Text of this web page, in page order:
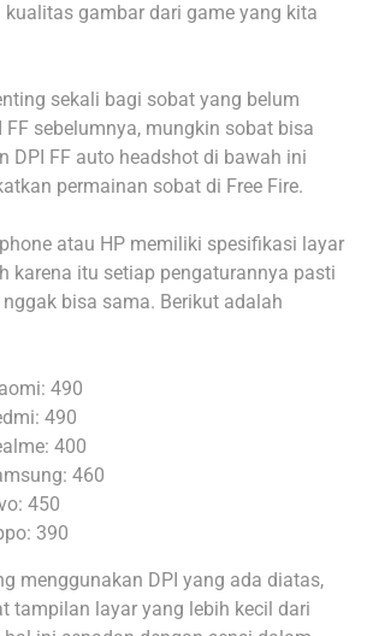
gambar dari game yang kita
sekali bagi sobat yang belum
FF sebelumnya, mungkin sobat bisa
DPI FF auto headshot di bawah ini
permainan sobat di Free Fire.
atau HP memiliki spesifikasi layar
karena itu setiap pengaturannya pasti
bisa sama. Berikut adalah
490
490
400
460
450
390
menggunakan DPI yang ada diatas,
tampilan layar yang lebih kecil dari